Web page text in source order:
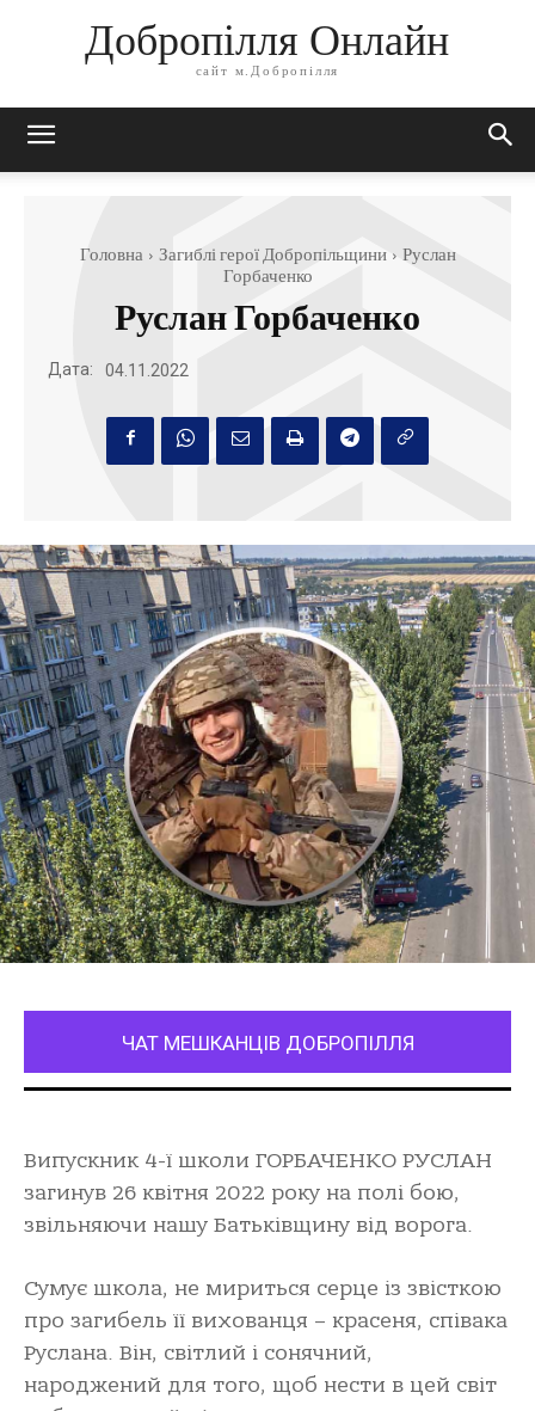
Добропілля Онлайн
сайт м.Добропілля
Головна Загиблі герої Добропільщини
Руслан
Горбаченко
Руслан Горбаченко
Дата: 04.11.2022
ЧАТ МЕШКАНЦІВ ДОБРОПІЛЛЯ
Випускник 4-ї школи ГОРБАЧЕНКО РУСЛАН
загинув 26 квітня 2022 року на полі бою,
звільняючи нашу Батьківщину від ворога.
Сумує школа, не мириться серце із звісткою
про загибель її вихованця – красеня, співака
Руслана. Він, світлий і сонячний,
народжений для того, щоб нести в цей світ